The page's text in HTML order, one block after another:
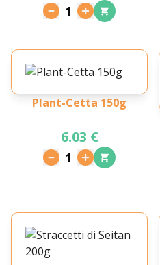
1
Plant-Cetta 150g
6.03 €
1